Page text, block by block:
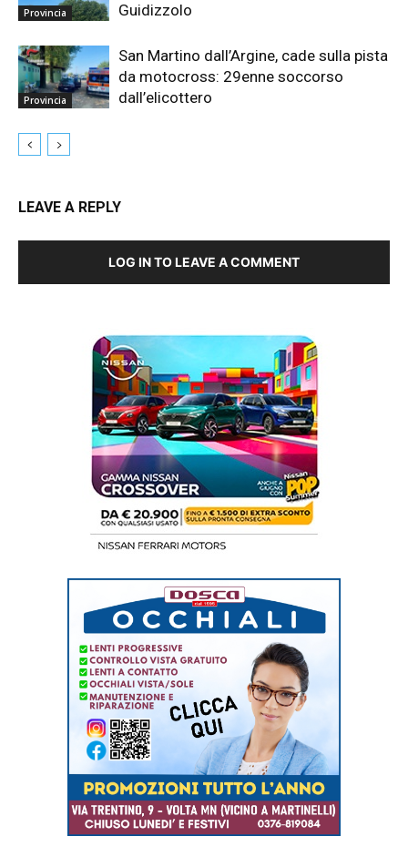
Provincia
Guidizzolo
Provincia
San Martino dall’Argine, cade sulla pista
da motocross: 29enne soccorso
dall’elicottero
LEAVE A REPLY
LOG IN TO LEAVE A COMMENT